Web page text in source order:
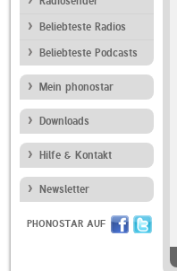
Beliebteste Radios
Beliebteste Podcasts
Mein phonostar
Downloads
Hilfe & Kontakt
Newsletter
PHONOSTAR AUF